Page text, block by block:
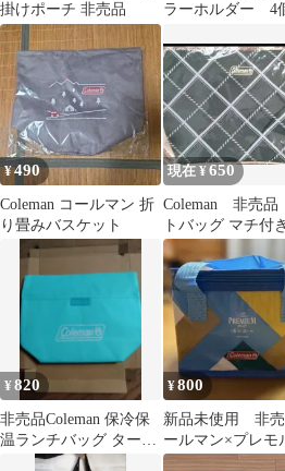
掛けポーチ 非売品
ラーホルダー
¥490
Coleman コールマン 折
り畳みバスケット
現在 ¥650
Coleman 非売
トバッグ マチ付き
¥820
非売品Coleman 保冷保
温ランチバッグ ターコ
イズ 未使用品
¥800
新品未使用 非売
ールマン×プレモ
リジナルクーラー